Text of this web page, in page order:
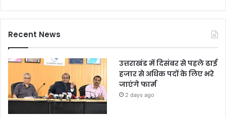
Recent News
उत्तराखंड में दिसंबर से पहले ढाई
हजार से अधिक पदों के लिए भरे
जाएंगे फार्म
2 days ago